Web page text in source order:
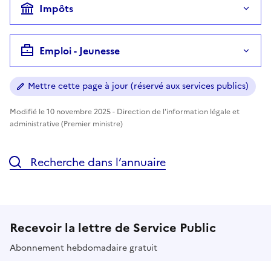
Impôts
Emploi - Jeunesse
Mettre cette page à jour (réservé aux services publics)
Modifié le 10 novembre 2025 - Direction de l'information légale et
administrative (Premier ministre)
Recherche dans l’annuaire
Recevoir la lettre de Service Public
Abonnement hebdomadaire gratuit